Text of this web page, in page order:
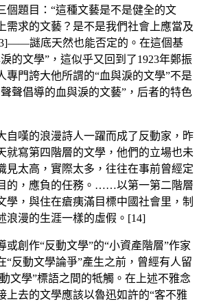
個題目：“這種文藝是不是健全的文
需求的文藝？是不是我們社會上應當及
謎底天然也能否定的。在這個基
的文學”，這似乎又回到了1923年鄭振
專門誇大他所謂的“血與淚的文學”不是
聲倡導的血與淚的文藝”，后者的特色
自嘆的浪漫詩人一躍而成了反動家，昨
就寫第四階層的文學，他們的立場也未
見太高，實際太多，往往在事前曾經定
的，應負的任務。……以第一第二階層
學，與住在瘡痍滿目標中國社會里，制
浪漫的生涯一樣的虛假。[14]
或創作“反動文學”的“小資產階層”作家
“反動文學論爭”產生之前，曾經有人留
文學”標語之間的牴觸。在上述不雅念
上去的文學應該以魯迅如許的“客不雅